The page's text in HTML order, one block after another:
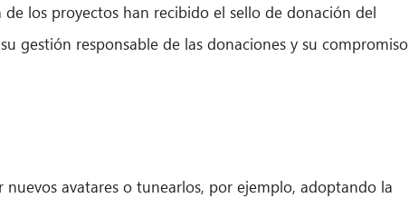
los proyectos han recibido el sello de donación del
gestión responsable de las donaciones y su compromiso
avatares o tunearlos, por ejemplo, adoptando la